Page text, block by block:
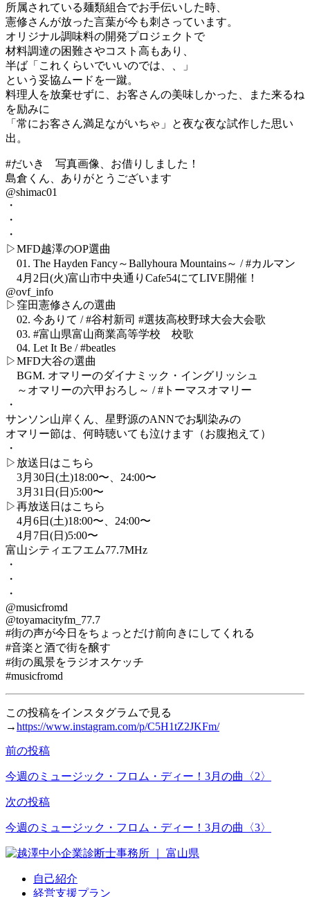
所属されている麺類組合でお手伝いした時、
憲修さんが放った言葉が今も刺さっています。
オリジナル調味料の開発プロジェクトで
材料調達の困難さやコスト高もあり、
半ば「これくらいでいいのでは、、」
という妥協ムードを一蹴。
料理人を放棄せずに、お客さんの美味しかった、また来るね
を励みに
「常にお客さん満足ながいちゃ」と夜な夜な試作した思い
出。
#だいき 写真画像、お借りしました！
島倉くん、ありがとうございます
@shimac01
・
・
・
▷MFD越澤のOP選曲
01. The Hayden Fancy～Ballyhoura Mountains～ / #カルマン
4月2日(火)富山市中央通りCafe54にてLIVE開催！
@ovf_info
▷窪田憲修さんの選曲
02. 今ありて / #谷村新司 #選抜高校野球大会大会歌
03. #富山県富山商業高等学校 校歌
04. Let It Be / #beatles
▷MFD大谷の選曲
BGM. オマリーのダイナミック・イングリッシュ
～オマリーの六甲おろし～ / #トーマスオマリー
・
サンソン山岸くん、星野源のANNでお馴染みの
オマリー節は、何時聴いても泣けます（お腹抱えて）
・
▷放送日はこちら
3月30日(土)18:00〜、24:00〜
3月31日(日)5:00〜⁡
▷再放送日はこちら
4月6日(土)18:00〜、24:00〜
4月7日(日)5:00〜⁡
︎富山シティエフエム77.7MHz
・
・
・
@musicfromd
@toyamacityfm_77.7
#街の声が今日をちょっとだけ前向きにしてくれる
#音楽と酒で街を醸す
#街の風景をラジオスケッチ
#musicfromd
この投稿をインスタグラムで見る
→https://www.instagram.com/p/C5H1tZ2JKFm/
投
稿
ナ
ビ
ゲ
前の投稿
今週のミュージック・フロム・ディー！3月の曲〈2〉
次の投稿
今週のミュージック・フロム・ディー！3月の曲〈3〉
自己紹介
経営支援プラン